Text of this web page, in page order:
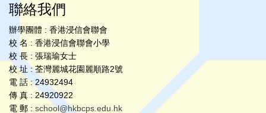
聯絡我們
辦學團體 : 香港浸信會聯會
校 名 : 香港浸信會聯會小學
校 長 : 張瑞瑜女士
校 址 : 荃灣麗城花園麗順路2號
電 話 : 24932494
傳 真 : 24920922
電 郵 : school@hkbcps.edu.hk